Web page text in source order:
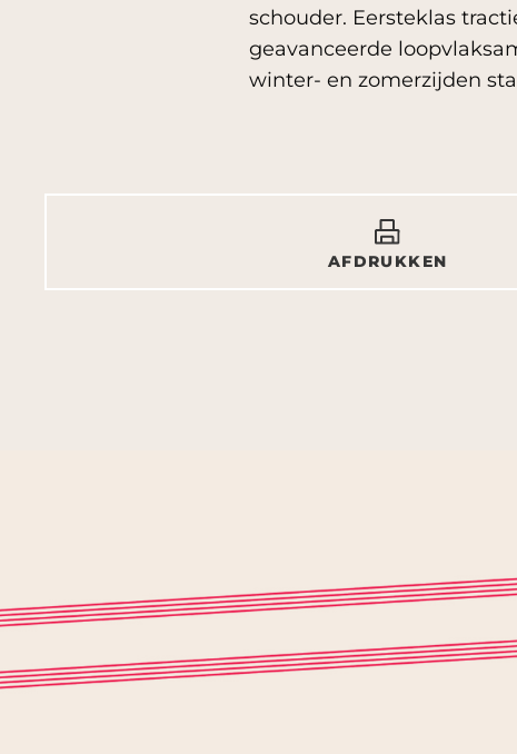
schouder. Eersteklas
geavanceerde
winter- en zomerzijden
AFDRUKKEN